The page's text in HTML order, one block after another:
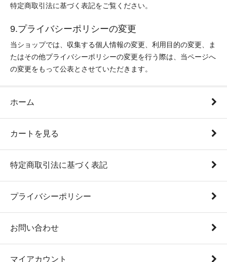
特定商取引法に基づく表記をご覧ください。
9.プライバシーポリシーの変更
当ショップでは、収集する個人情報の変更、利用目的の変更、ま
たはその他プライバシーポリシーの変更を行う際は、当ページへ
の変更をもって公表とさせていただきます。
ホーム
カートを見る
特定商取引法に基づく表記
プライバシーポリシー
お問い合わせ
マイアカウント